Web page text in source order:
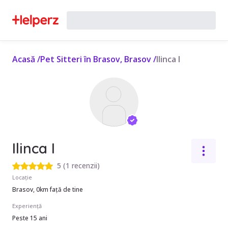
Acasă /Pet Sitteri în Brasov, Brasov/Ilinca I
Ilinca I
5 (1 recenzii)
Locație
Brasov, 0km față de tine
Experiență
Peste 15 ani